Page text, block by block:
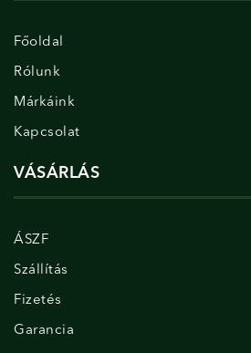
Főoldal
Rólunk
Márkáink
Kapcsolat
VÁSÁRLÁS
ÁSZF
Szállítás
Fizetés
Garancia